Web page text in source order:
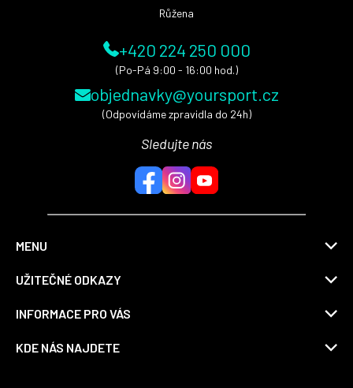
Růžena
+420 224 250 000
(Po-Pá 9:00 - 16:00 hod.)
objednavky@yoursport.cz
(Odpovídáme zpravidla do 24h)
Sledujte nás
MENU
UŽITEČNÉ ODKAZY
INFORMACE PRO VÁS
KDE NÁS NAJDETE